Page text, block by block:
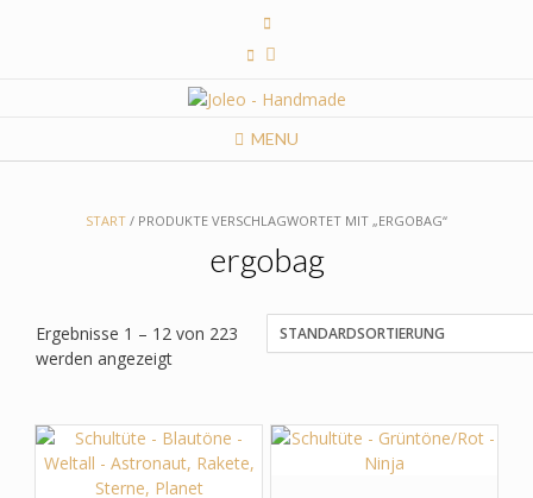
MENU
START / PRODUKTE VERSCHLAGWORTET MIT „ERGOBAG“
ergobag
Ergebnisse 1 – 12 von 223
werden angezeigt